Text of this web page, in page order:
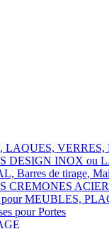
LAQUES,
DESIGN INOX ou
Barres de tirage,
CREMONES
MEUBLES,
pour Portes